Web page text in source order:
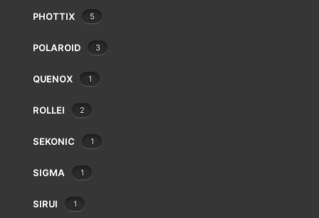
PHOTTIX 5
POLAROID 3
QUENOX 1
ROLLEI 2
SEKONIC 1
SIGMA 1
SIRUI 1
Lowepro
Mamiya
Meike
Minolta
Neewer